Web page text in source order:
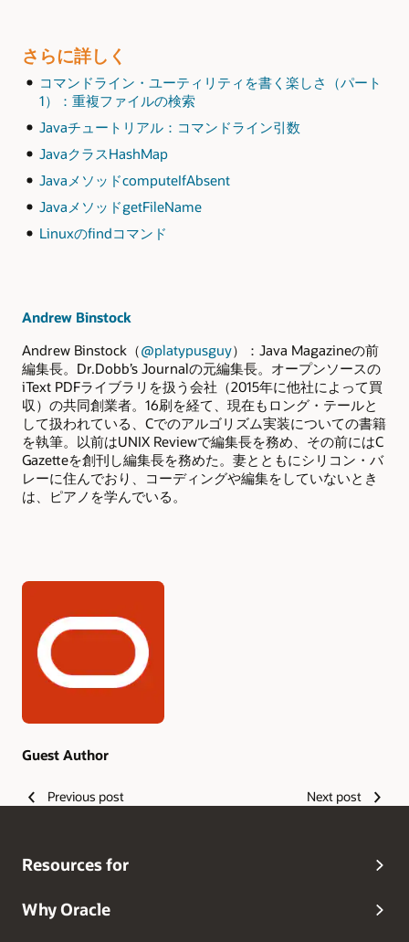
さらに詳しく
コマンドライン・ユーティリティを書く楽しさ（パート
1）：重複ファイルの検索
Javaチュートリアル：コマンドライン引数
JavaクラスHashMap
JavaメソッドcomputeIfAbsent
JavaメソッドgetFileName
Linuxのfindコマンド
Andrew Binstock
Andrew Binstock（@platypusguy）：Java Magazineの前
編集長。Dr.Dobb’s Journalの元編集長。オープンソースの
iText PDFライブラリを扱う会社（2015年に他社によって買
収）の共同創業者。16刷を経て、現在もロング・テールと
して扱われている、Cでのアルゴリズム実装についての書籍
を執筆。以前はUNIX Reviewで編集長を務め、その前にはC
Gazetteを創刊し編集長を務めた。妻とともにシリコン・バ
レーに住んでおり、コーディングや編集をしていないとき
は、ピアノを学んでいる。
Authors
Guest Author
Previous post Next post
Resources for
Why Oracle